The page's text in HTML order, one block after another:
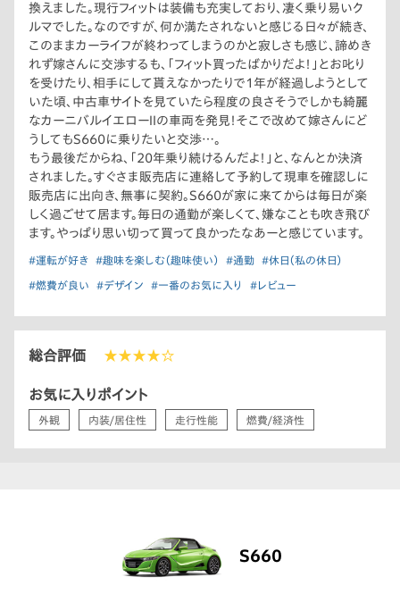
換えました。現行フィットは装備も充実しており、凄く乗り易いク
ルマでした。なのですが、何か満たされないと感じる日々が続き、
このままカーライフが終わってしまうのかと寂しさも感じ、諦めき
れず嫁さんに交渉するも、「フィット買ったばかりだよ！」とお叱り
を受けたり、相手にして貰えなかったりで1年が経過しようとして
いた頃、中古車サイトを見ていたら程度の良さそうでしかも綺麗
なカーニバルイエローⅡの車両を発見！そこで改めて嫁さんにど
うしてもS660に乗りたいと交渉…。
もう最後だからね、「20年乗り続けるんだよ！」と、なんとか決済
されました。すぐさま販売店に連絡して予約して現車を確認しに
販売店に出向き、無事に契約。S660が家に来てからは毎日が楽
しく過ごせて居ます。毎日の通勤が楽しくて、嫌なことも吹き飛び
ます。やっぱり思い切って買って良かったなあーと感じています。
#運転が好き #趣味を楽しむ（趣味使い） #通勤 #休日（私の休日）
#燃費が良い #デザイン #一番のお気に入り #レビュー
総合評価 ★★★★☆
お気に入りポイント
外観 内装/居住性 走行性能 燃費/経済性
S660